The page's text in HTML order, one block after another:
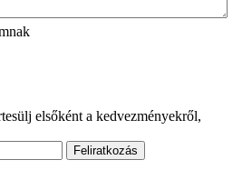
elsőként a kedvezményekről,
Feliratkozás